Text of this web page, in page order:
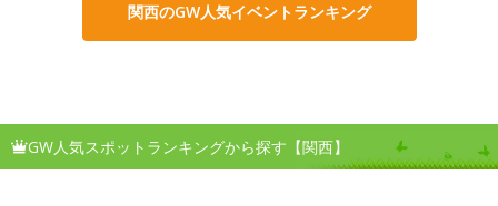
関西のGW人気イベントランキング
GW人気スポットランキングから探す【関西】